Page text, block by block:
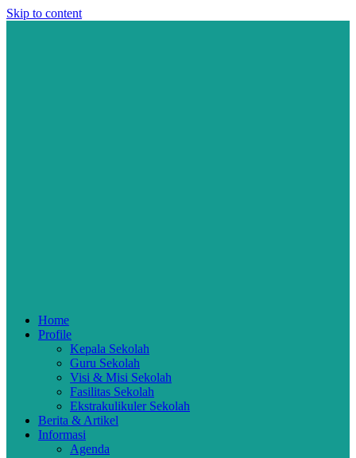
Skip to content
Home
Profile
Kepala Sekolah
Guru Sekolah
Visi & Misi Sekolah
Fasilitas Sekolah
Ekstrakulikuler Sekolah
Berita & Artikel
Informasi
Agenda